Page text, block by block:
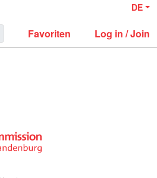
DE
Favoriten Log in / Join